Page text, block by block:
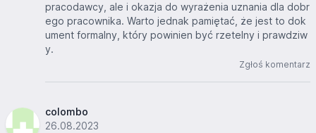
pracodawcy, ale i okazja do wyrażenia uznania dla dobr
ego pracownika. Warto jednak pamiętać, że jest to dok
ument formalny, który powinien być rzetelny i prawdziw
y.
Zgłoś komentarz
colombo
26.08.2023